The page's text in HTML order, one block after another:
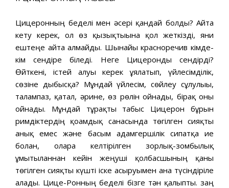
Цицеронның беделі мен әсері қандай болды? Айта
кету керек, ол өз қызықтығына қол жеткізді, яғни
ештеңе айта алмайды. Шынайы красноречив кімде-
кім сендіре біледі. Неге Цицеронды сендірді?
Өйткені, істей алуы керек ұялатып, үйлесімділік,
сөзіне дыбысқа? Мұндай үйлесім, сөйлеу сұлулығы,
талғампаз, қатал, әрине, өз рөлін ойнады, бірақ оны
ойнады. Мұндай тұрақты табыс Цицерон бұрын
римдіктердің қоғамдық санасында төгілген сияқты
анық емес және басым адамгершілік сипатқа ие
болған, оларға келтірілген зорлық-зомбылық
ұмытылғаннан кейін жеңуші қолбасшының қаны
төгілген сияқты күшті іске асыруымен ғана түсіндіріле
алады. Цице-Ронның беделі бізге тән қалыпты. заң